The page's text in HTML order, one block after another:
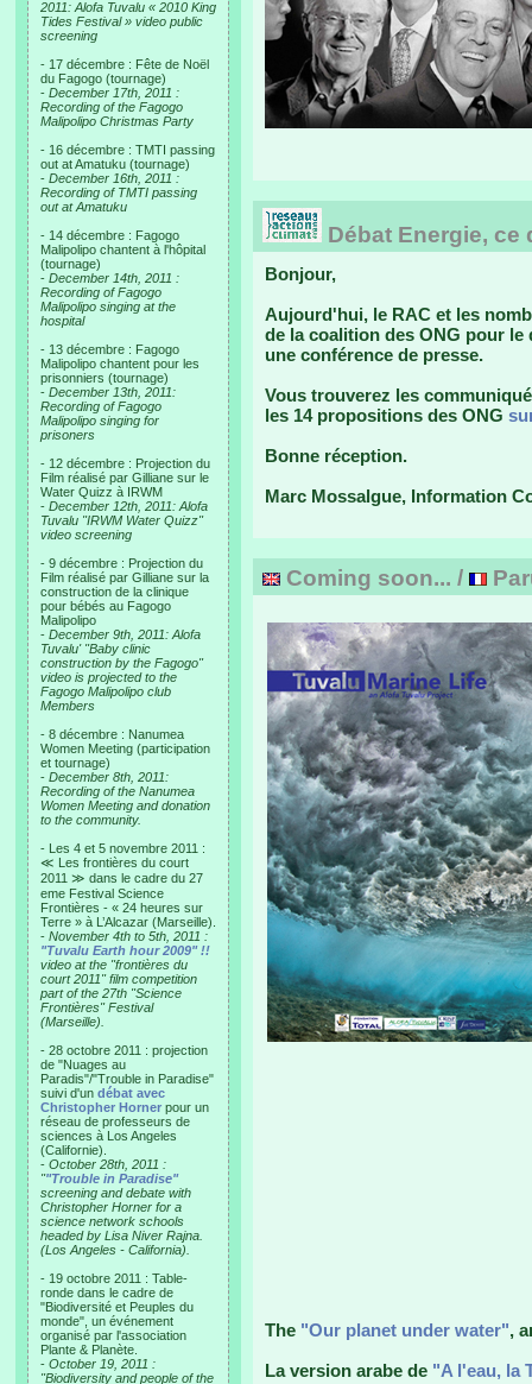
2011: Alofa Tuvalu « 2010 King
Tides Festival » video public
screening
- 17 décembre : Fête de Noël
du Fagogo (tournage)
- December 17th, 2011 :
Recording of the Fagogo
Malipolipo Christmas Party
- 16 décembre : TMTI passing
out at Amatuku (tournage)
- December 16th, 2011 :
Recording of TMTI passing
out at Amatuku
- 14 décembre : Fagogo
Malipolipo chantent à l'hôpital
(tournage)
- December 14th, 2011 :
Recording of Fagogo
Malipolipo singing at the
hospital
- 13 décembre : Fagogo
Malipolipo chantent pour les
prisonniers (tournage)
- December 13th, 2011:
Recording of Fagogo
Malipolipo singing for
prisoners
- 12 décembre : Projection du
Film réalisé par Gilliane sur le
Water Quizz à IRWM
- December 12th, 2011: Alofa
Tuvalu "IRWM Water Quizz"
video screening
- 9 décembre : Projection du
Film réalisé par Gilliane sur la
construction de la clinique
pour bébés au Fagogo
Malipolipo
- December 9th, 2011: Alofa
Tuvalu' "Baby clinic
construction by the Fagogo"
video is projected to the
Fagogo Malipolipo club
Members
- 8 décembre : Nanumea
Women Meeting (participation
et tournage)
- December 8th, 2011:
Recording of the Nanumea
Women Meeting and donation
to the community.
- Les 4 et 5 novembre 2011 :
≪ Les frontières du court
2011 ≫ dans le cadre du 27
eme Festival Science
Frontières - « 24 heures sur
Terre » à L’Alcazar (Marseille).
- November 4th to 5th, 2011 :
"Tuvalu Earth hour 2009" !!
video at the "frontières du
court 2011" film competition
part of the 27th "Science
Frontières" Festival
(Marseille).
- 28 octobre 2011 : projection
de "Nuages au
Paradis"/"Trouble in Paradise"
suivi d'un débat avec
Christopher Horner pour un
réseau de professeurs de
sciences à Los Angeles
(Californie).
- October 28th, 2011 :
""Trouble in Paradise"
screening and debate with
Christopher Horner for a
science network schools
headed by Lisa Niver Rajna.
(Los Angeles - California).
- 19 octobre 2011 : Table-
ronde dans le cadre de
"Biodiversité et Peuples du
monde", un événement
organisé par l'association
Plante & Planète.
- October 19, 2011 :
"Biodiversity and people of the
Débat Energie,
Bonjour,
Aujourd'hui, le RAC et les
de la coalition des ONG pour
une conférence de presse.
Vous trouverez les
les 14 propositions des ONG
Bonne réception.
Marc Mossalgue, Information
Coming soon... /
The "Our planet under water",
La version arabe de "A l'eau, la